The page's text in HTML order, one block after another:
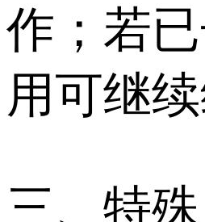
作；若
用可继续
三、特